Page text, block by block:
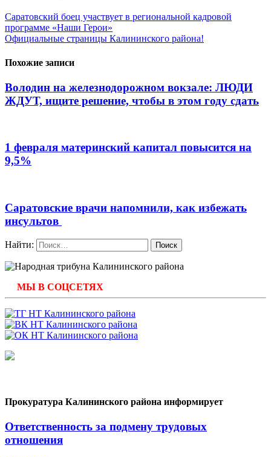
Саратовский боец участвует в региональной кадровой
программе «Наши Герои»
Официальные страницы Калининского района!
Похожие записи
Володин на железнодорожном вокзале: ЛЮДИ
ЖДУТ, ищите решение, чтобы в этом году сдать
1 февраля материнский капитал повысится на
9,5%
Саратовские врачи напомнили, как избежать
инсультов
Найти:
МЫ В СОЦСЕТЯХ
Прокуратура Калининского района информирует
Ответственность за подмену трудовых
отношения